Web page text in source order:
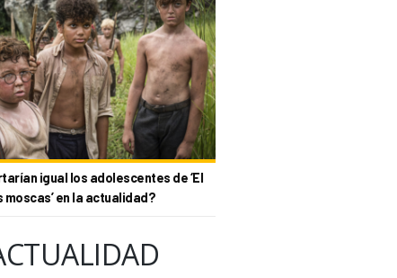
igual los adolescentes de ‘El
moscas’ en la actualidad?